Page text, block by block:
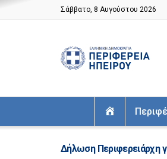
Σάββατο, 8 Αυγούστου 2026
Αρχική
Δήλωση Περιφερειάρχη